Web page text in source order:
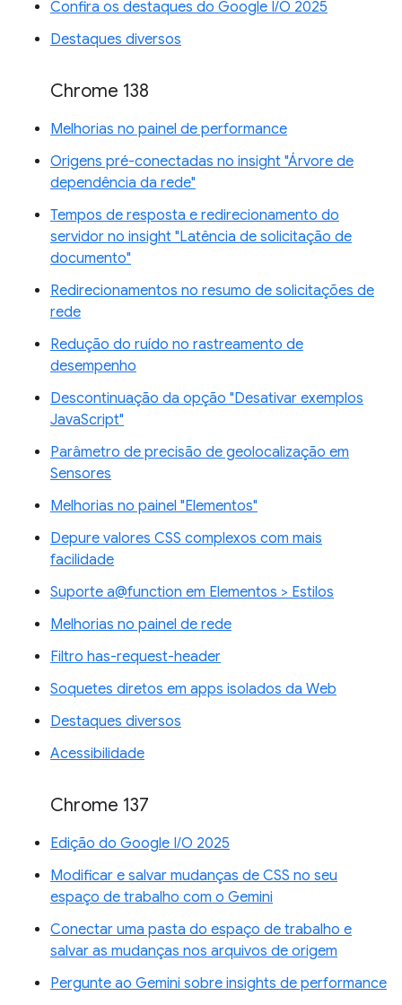
Confira os destaques do Google I/O 2025
Destaques diversos
Chrome 138
Melhorias no painel de performance
Origens pré-conectadas no insight "Árvore de
dependência da rede"
Tempos de resposta e redirecionamento do
servidor no insight "Latência de solicitação de
documento"
Redirecionamentos no resumo de solicitações de
rede
Redução do ruído no rastreamento de
desempenho
Descontinuação da opção "Desativar exemplos
JavaScript"
Parâmetro de precisão de geolocalização em
Sensores
Melhorias no painel "Elementos"
Depure valores CSS complexos com mais
facilidade
Suporte a@function em Elementos > Estilos
Melhorias no painel de rede
Filtro has-request-header
Soquetes diretos em apps isolados da Web
Destaques diversos
Acessibilidade
Chrome 137
Edição do Google I/O 2025
Modificar e salvar mudanças de CSS no seu
espaço de trabalho com o Gemini
Conectar uma pasta do espaço de trabalho e
salvar as mudanças nos arquivos de origem
Pergunte ao Gemini sobre insights de performance